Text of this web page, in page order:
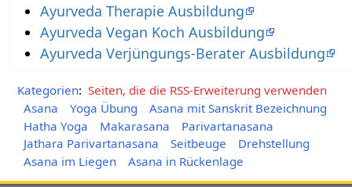
Ayurveda Therapie Ausbildung
Ayurveda Vegan Koch Ausbildung
Ayurveda Verjüngungs-Berater Ausbildung
Kategorien: Seiten, die die RSS-Erweiterung verwenden
Asana
Yoga Übung
Asana mit Sanskrit Bezeichnung
Hatha Yoga
Makarasana
Parivartanasana
Jathara Parivartanasana
Seitbeuge
Drehstellung
Asana im Liegen
Asana in Rückenlage